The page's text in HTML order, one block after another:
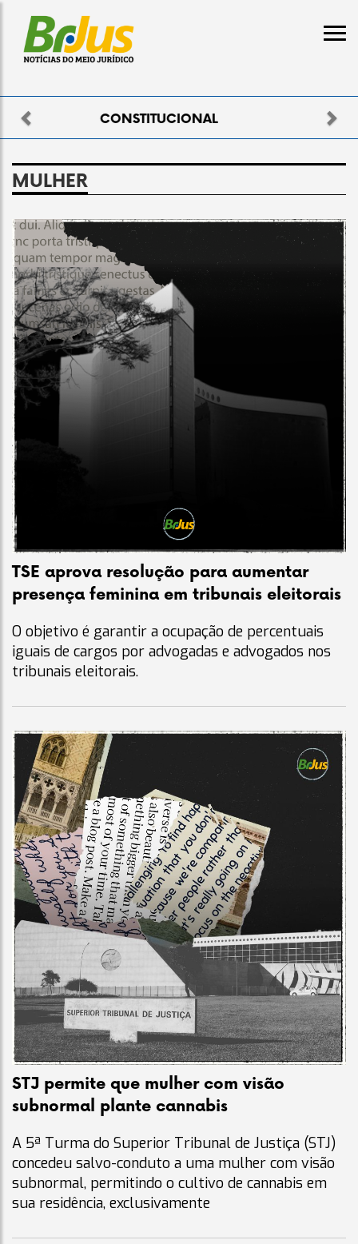
ELEITORAL
Previous
MULHER
TSE aprova resolução para aumentar
presença feminina em tribunais eleitorais
O objetivo é garantir a ocupação de percentuais
iguais de cargos por advogadas e advogados nos
tribunais eleitorais.
STJ permite que mulher com visão
subnormal plante cannabis
A 5ª Turma do Superior Tribunal de Justiça (STJ)
concedeu salvo-conduto a uma mulher com visão
subnormal, permitindo o cultivo de cannabis em
sua residência, exclusivamente